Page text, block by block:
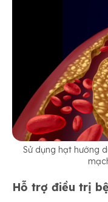
Sử dụng hạt hướng
Hỗ trợ điều trị